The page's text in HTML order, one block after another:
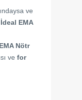
ve
İdeal EMA
Nötr
ve for